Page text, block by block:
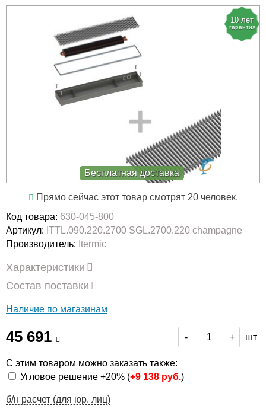
10 лет
гарантия
Бесплатная доставка
Прямо сейчас этот товар смотрят 20 человек.
Код товара: 630-045-800
Артикул: ITTL.090.220.2700 SGL.2700.220 champagne
Производитель: Itermic
Характеристики
Состав поставки
Наличие по магазинам
45 691 - + шт
С этим товаром можно заказать также:
Угловое решение +20% (+9 138 руб.)
б/н расчет (для юр. лиц)